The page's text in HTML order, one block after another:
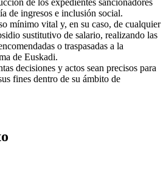
de los expedientes sancionadores
de ingresos e inclusión social.
mínimo vital y, en su caso, de cualquier
sustitutivo de salario, realizando las
o traspasadas a la
de Euskadi.
decisiones y actos sean precisos para
fines dentro de su ámbito de